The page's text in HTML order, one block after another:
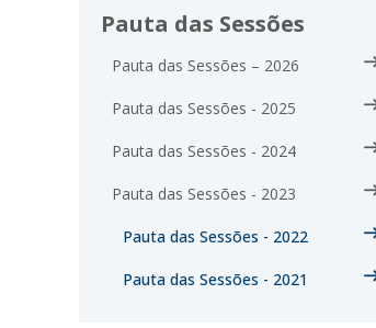
Pauta das Sessões
Pauta das Sessões – 2026
Pauta das Sessões - 2025
Pauta das Sessões - 2024
Pauta das Sessões - 2023
Pauta das Sessões - 2022
Pauta das Sessões - 2021